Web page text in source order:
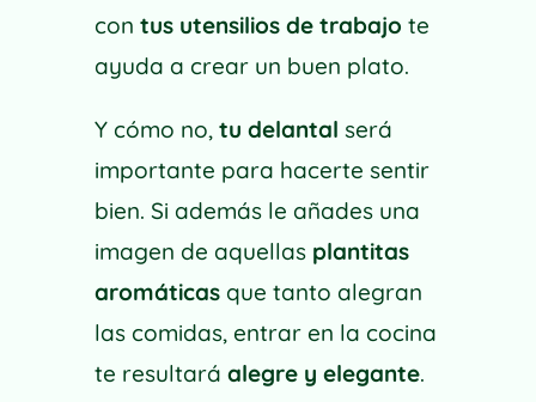
con tus utensilios de trabajo te
ayuda a crear un buen plato.
Y cómo no, tu delantal será
importante para hacerte sentir
bien. Si además le añades una
imagen de aquellas plantitas
aromáticasque tanto alegran
las comidas, entrar en la cocina
te resultará alegre y elegante.